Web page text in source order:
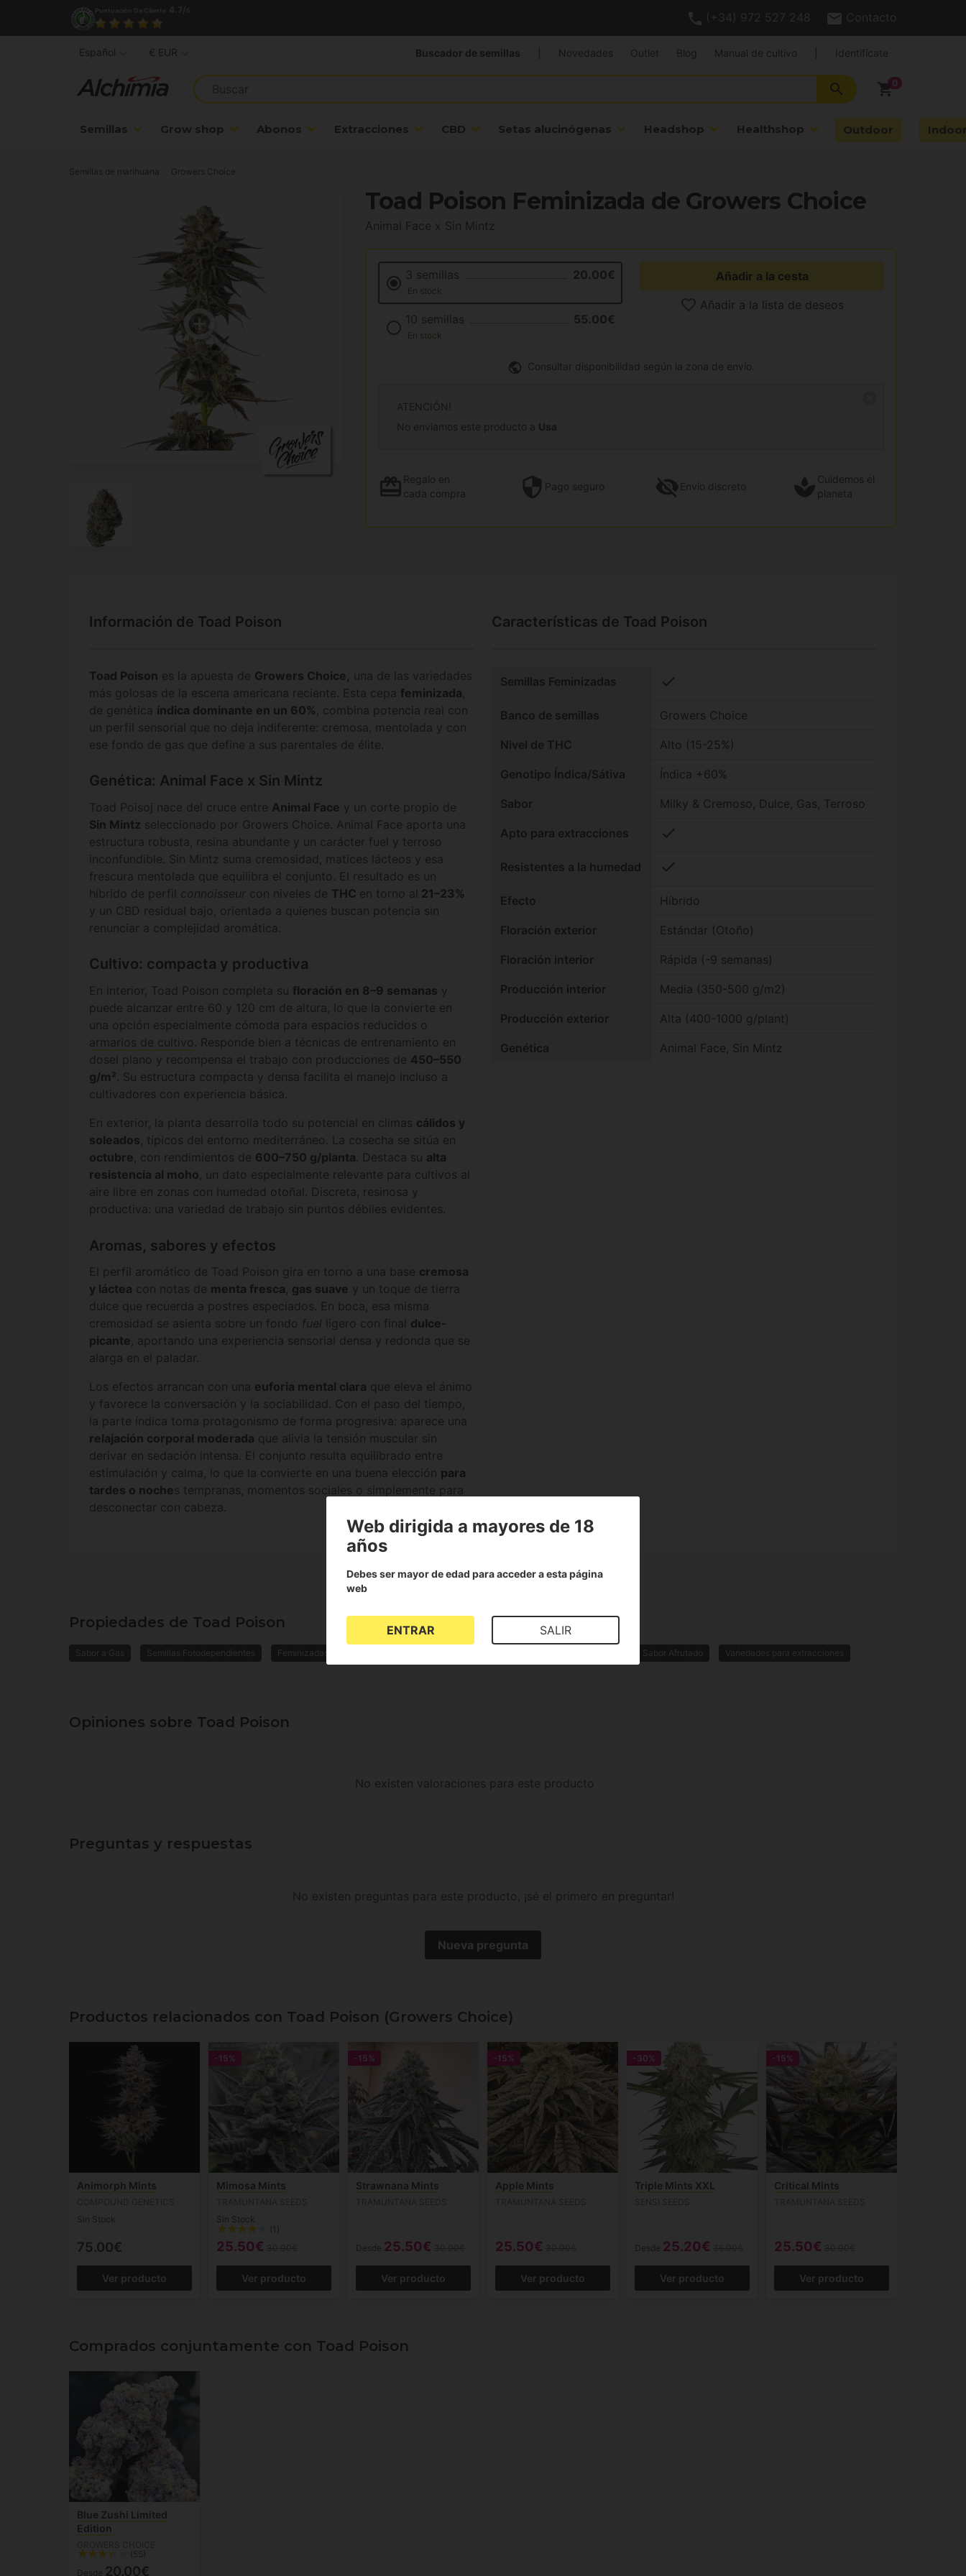
(+34) 972 527 248 Contacto
shopping_cart
search
Semillas Grow shop Abonos Extracciones CBD Setas alucinógenas Headshop Healthshop Outdoor
Buscador de semillas Novedades Outlet Blog Manual de cultivo Identifícate
Español € EUR
Semillas de marihuana Growers Choice
Toad Poison Feminizada de Growers Choice
Animal Face x Sin Mintz
3 semillas 20.00€
En stock
10 semillas 55.00€
En stock
Añadir a la cesta
Añadir a la lista de deseos
Consultar disponibilidad según la zona de envío.
ATENCIÓN!
No enviamos este producto a Usa
Regalo en
cada compra
Pago seguro Envío discreto
Cuidemos el
planeta
Información de Toad Poison
Toad Poison es la apuesta de Growers Choice,
una de las variedades
más golosas de la escena americana reciente. Esta cepa feminizada
de genética índica dominante en un 60% , combina potencia real con
un perfil sensorial que no deja indiferente: cremosa, mentolada y con
ese fondo de gas que define a sus parentales de élite.
Genética: Animal Face x Sin Mintz
Toad Poisoj nace del cruce entre Animal Face y un corte propio de
Sin Mintz seleccionado por Growers Choice. Animal Face aporta una
estructura robusta, resina abundante y un carácter fuel y terroso
inconfundible. Sin Mintz suma cremosidad, matices lácteos y esa
frescura mentolada que equilibra el conjunto. El resultado es un
híbrido de perfil connoisseur con niveles de THC en torno al 21–23%
y un CBD residual bajo, orientada a quienes buscan potencia sin
renunciar a complejidad aromática.
Cultivo: compacta y productiva
En interior, Toad Poison completa su floración en 8–9 semanas y
puede alcanzar entre 60 y 120 cm de altura, lo que la convierte en
una opción especialmente cómoda para espacios reducidos o
armarios de cultivo . Responde bien a técnicas de entrenamiento en
dosel plano y recompensa el trabajo con producciones de 450–550
g/m² . Su estructura compacta y densa facilita el manejo incluso a
cultivadores con experiencia básica.
En exterior, la planta desarrolla todo su potencial en climas cálidos y
soleados , típicos del entorno mediterráneo. La cosecha se sitúa en
octubre , con rendimientos de 600–750 g/planta . Destaca su alta
resistencia al moho , un dato especialmente relevante para cultivos al
aire libre en zonas con humedad otoñal. Discreta, resinosa y
productiva: una variedad de trabajo sin puntos débiles evidentes.
Aromas, sabores y efectos
El perfil aromático de Toad Poison gira en torno a una base cremosa
y láctea con notas de menta fresca gas suave y un toque de tierra
dulce que recuerda a postres especiados. En boca, esa misma
cremosidad se asienta sobre un fondo fuel ligero con final dulce-
picante , aportando una experiencia sensorial densa y redonda que se
alarga en el paladar.
Los efectos arrancan con una euforia mental clara que eleva el ánimo
y favorece la conversación y la sociabilidad. Con el paso del tiempo,
la parte índica toma protagonismo de forma progresiva: aparece una
relajación corporal moderada que alivia la tensión muscular sin
derivar en sedación intensa. El conjunto resulta equilibrado entre
estimulación y calma, lo que la convierte en una buena elección para
tardes o noches tempranas, momentos sociales o simplemente para
desconectar con cabeza.
Características de Toad Poison
Semillas Feminizadas check
Banco de semillas Growers Choice
Nivel de THC Alto (15-25%)
Genotipo Índica/Sátiva Índica +60%
Sabor Milky & Cremoso, Dulce, Gas, Terroso
Apto para extracciones check
Resistentes a la humedad check
Efecto Híbrido
Floración exterior Estándar (Otoño)
Floración interior Rápida (-9 semanas)
Producción interior Media (350-500 g/m2)
Producción exterior Alta (400-1000 g/plant)
Genética Animal Face, Sin Mintz
Propiedades de Toad Poison
Sabor a Gas Semillas Fotodependientes Feminizadas Sabor Afrutado Variedades para extracciones
Opiniones sobre Toad Poison
No existen valoraciones para este producto
Preguntas y respuestas
No existen preguntas para este producto, ¡sé el primero en preguntar!
Nueva pregunta
Productos relacionados con Toad Poison (Growers Choice)
Animorph Mints
Sin Stock
75.00€
Ver producto
-15%
Mimosa Mints
Sin Stock
(1)
25.50€
Ver producto
-15%
Strawnana Mints
Desde 25.50€
Ver producto
-15%
Apple Mints
25.50€
Ver producto
-30%
Triple Mints XXL
Desde 25.20€
Ver producto
-15%
Critical Mints
25.50€
Ver producto
Comprados conjuntamente con Toad Poison
Blue Zushi Limited
Edition
(55)
Desde 20.00€
Web dirigida a mayores de 18
años
Debes ser mayor de edad para acceder a esta página
web
ENTRAR SALIR